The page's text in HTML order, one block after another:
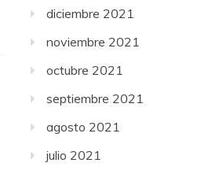
diciembre 2021
noviembre 2021
octubre 2021
septiembre 2021
agosto 2021
julio 2021